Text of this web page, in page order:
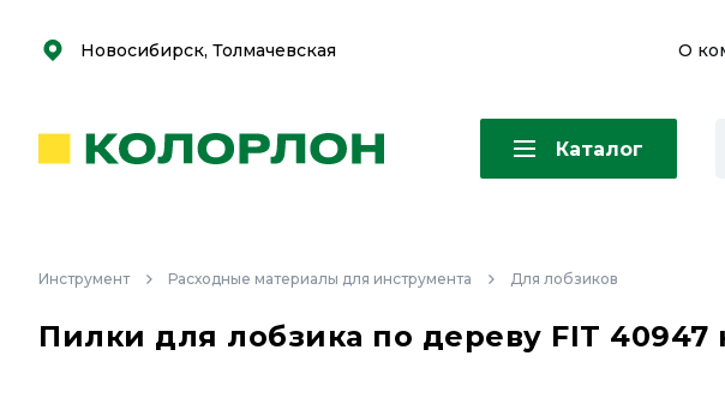
Скоро
Скоро
Новосибирск, Толмачевская О
Каталог
Инструмент Расходные материалы для инструмента Для лобзиков
Пилки для лобзика по дереву FIT